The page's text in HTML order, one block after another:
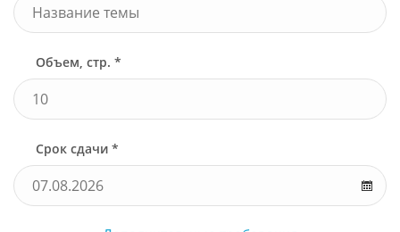
Объем, стр. *
Срок сдачи *